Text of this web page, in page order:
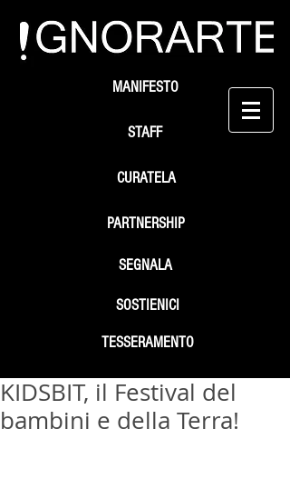
STAFF
SEGNALA
SOSTIENICI
MANIFESTO
PARTNERSHIP
TESSERAMENTO
CURATELA
KIDSBIT, il Festival del
bambini e della Terra!